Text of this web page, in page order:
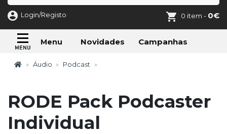
Login/Registo 0 item - 0€
Menu Novidades Campanhas
Áudio Podcast
RODE Pack Podcaster
Individual